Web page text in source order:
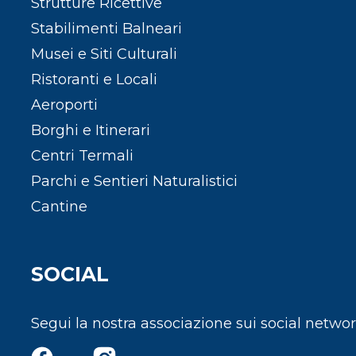
Stabilimenti Balneari
Musei e Siti Culturali
Ristoranti e Locali
Aeroporti
Borghi e Itinerari
Centri Termali
Parchi e Sentieri Naturalistici
Cantine
SOCIAL
Segui la nostra associazione sui social